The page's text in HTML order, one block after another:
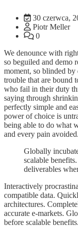
30 czerwca,
Piotr Meller
0
We denounce with
so beguiled and demo
moment, so blinded by
trouble that are bound
who fail in their duty
saying through
perfectly simple and
power of choice is
being able to do what
and every pain avoided.
Globally
scalable
deliverables
Interactively
compatible data.
architectures.
accurate e-markets.
before scalable benefits.